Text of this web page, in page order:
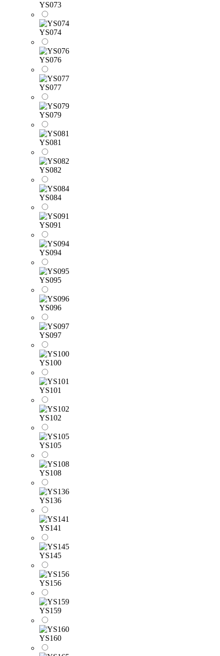
YS073
YS074
YS076
YS077
YS079
YS081
YS082
YS084
YS091
YS094
YS095
YS096
YS097
YS100
YS101
YS102
YS105
YS108
YS136
YS141
YS145
YS156
YS159
YS160